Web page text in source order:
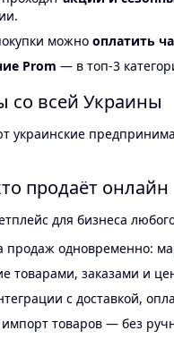
можно оплатить
Prom — в топ-3
со всей Украины
украинские
продаёт онлайн
для бизнеса
продаж одновременно:
товарами, заказами и
с доставкой,
товаров — без